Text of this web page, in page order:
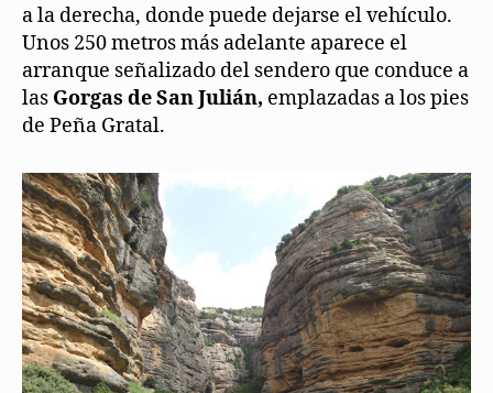
a la derecha, donde puede dejarse el vehículo.
Unos 250 metros más adelante aparece el
arranque señalizado del sendero que conduce a
las Gorgas de San Julián, emplazadas a los pies
de Peña Gratal.